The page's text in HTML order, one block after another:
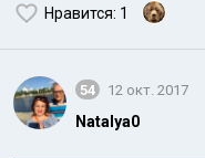
Нравится: 1
54 12 окт. 2017
Natalya0